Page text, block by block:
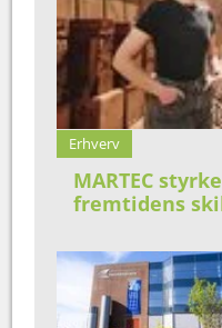
Erhverv
MARTEC
fremtidens